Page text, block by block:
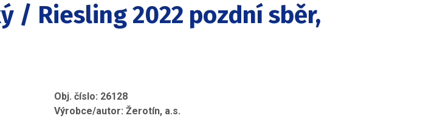
/ Riesling 2022 pozdní sběr,
Obj. číslo: 26128
Výrobce/autor: Žerotín, a.s.